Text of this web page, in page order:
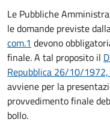
Le Pubbliche
le domande previste
com.1 devono
finale. A tal proposito il
Repubblica 26/10/
avviene per la
provvedimento finale
bollo.